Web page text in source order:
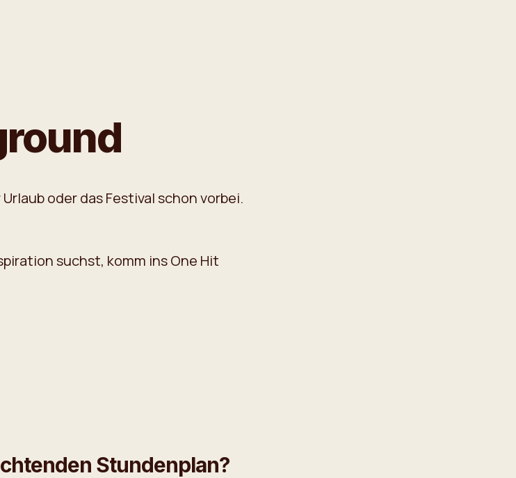
oder das Festival schon vorbei.
suchst, komm ins One Hit
Stundenplan?